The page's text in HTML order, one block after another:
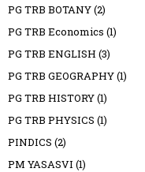
PG TRB BOTANY(2)
PG TRB Economics (1)
PG TRB ENGLISH (3)
PG TRB GEOGRAPHY(1)
PG TRB HISTORY(1)
PG TRB PHYSICS (1)
PINDICS (2)
PM YASASVI (1)